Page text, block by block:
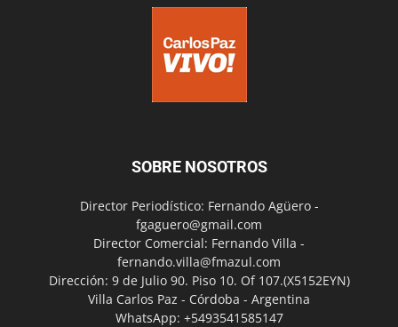
SOBRE NOSOTROS
Director Periodístico: Fernando Agüero -
fgaguero@gmail.com
Director Comercial: Fernando Villa -
fernando.villa@fmazul.com
Dirección: 9 de Julio 90. Piso 10. Of 107.(X5152EYN)
Villa Carlos Paz - Córdoba - Argentina
WhatsApp: +5493541585147